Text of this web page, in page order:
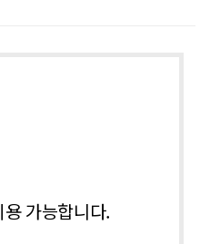
가능합니다.